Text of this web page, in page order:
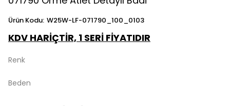
Ürün Kodu: W25W-LF-071790_100_0103
KDV HARİÇTİR, 1 SERİ FİYATIDIR
Renk
Beden